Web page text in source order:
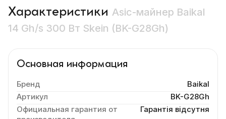
Характеристики Asic-майнер Baikal
14 Gh/s 300 Вт Skein (BK-G28Gh)
Основная информация
Бренд
Baikal
Артикул
BK-G28Gh
Официальная гарантия от
Гарантія відсутня